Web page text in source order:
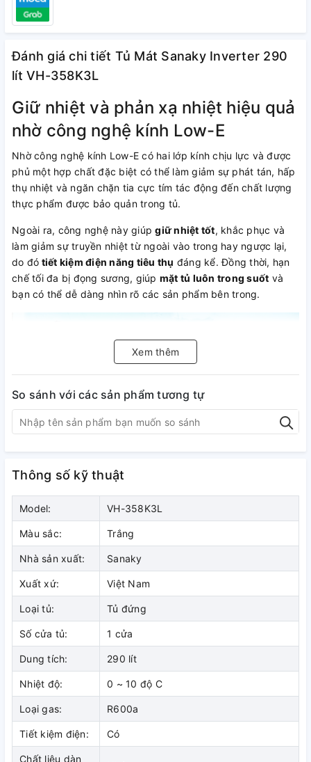
Đánh giá chi tiết Tủ Mát Sanaky Inverter 290
lít VH-358K3L
Giữ nhiệt và phản xạ nhiệt hiệu quả
nhờ công nghệ kính Low-E
Nhờ công nghệ kính Low-E có hai lớp kính chịu lực và được
phủ một hợp chất đặc biệt có thể làm giảm sự phát tán, hấp
thụ nhiệt và ngăn chặn tia cực tím tác động đến chất lượng
thực phẩm được bảo quản trong tủ.
Ngoài ra, công nghệ này giúpgiữ nhiệt tốt, khắc phục và
làm giảm sự truyền nhiệt từ ngoài vào trong hay ngược lại,
do đó tiết kiệm điện năng tiêu thụ đáng kể. Đồng thời, hạn
chế tối đa bị đọng sương, giúp mặt tủ luôn trong suốt và
bạn có thể dễ dàng nhìn rõ các sản phẩm bên trong.
Vận hành êm ái, tiết kiệm điện hiệu
quả vớicông nghệ Inverter
Tủ mát VH358K3L sử dụng dây chuyền biến tần Inverter để
kiểm soát máy nén giúp tiết kiệm điện năng tiêu thụ và đặc
biệt cho phép máy vận hành êm ái, giảm thiểu tình trạng
rung lắc.
Xem thêm
So sánh với các sản phẩm tương tự
Thông số kỹ thuật
Model: VH-358K3L
Màu sắc: Trắng
Nhà sản xuất: Sanaky
Xuất xứ: Việt Nam
Loại tủ: Tủ đứng
Số cửa tủ: 1 cửa
Dung tích: 290 lít
Nhiệt độ: 0 ~ 10 độ C
Loại gas: R600a
Tiết kiệm điện: Có
Chất liệu dàn